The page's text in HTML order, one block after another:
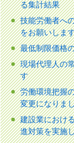
る集計結果
技能労働者へ
をお願いしま
最低制限価格
現場代理人の
す
労働環境把握
変更になりま
建設業におけ
進対策を実施